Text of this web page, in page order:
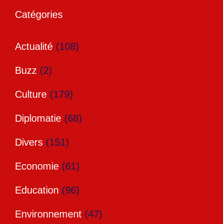
Catégories
Actualité (108)
Buzz (2)
Culture (179)
Diplomatie (68)
Divers (151)
Economie (61)
Education (96)
Environnement (47)